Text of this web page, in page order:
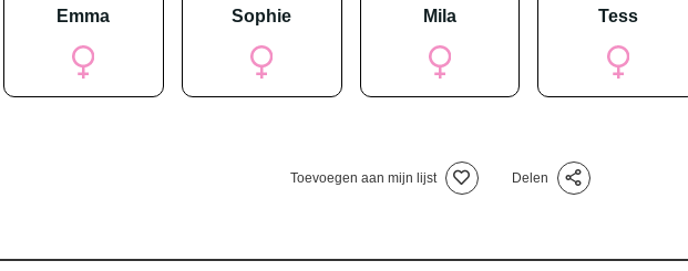
emma sophie mila tess
Toevoegen aan mijn lijst Delen